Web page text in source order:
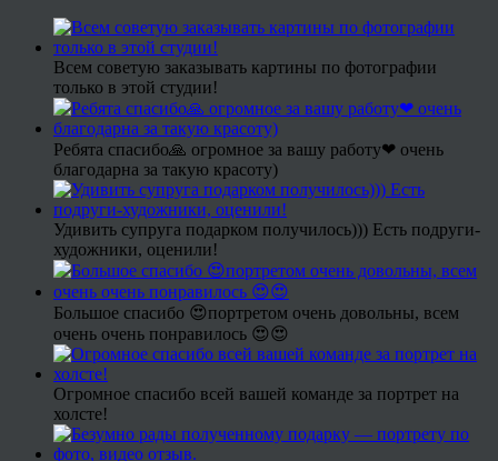
Всем советую заказывать картины по фотографии
только в этой студии!
Ребята спасибо🙏 огромное за вашу работу❤ очень
благодарна за такую красоту)
Удивить супруга подарком получилось))) Есть подруги-
художники, оценили!
Большое спасибо 😍портретом очень довольны, всем
очень очень понравилось 😍😍
Огромное спасибо всей вашей команде за портрет на
холсте!